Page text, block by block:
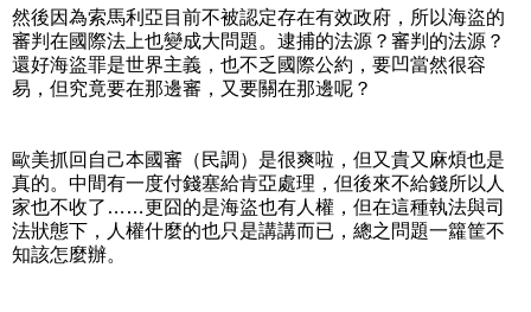
然後因為索馬利亞目前不被認定存在有效政府，所以海盜的
審判在國際法上也變成大問題。逮捕的法源？審判的法源？
還好海盜罪是世界主義，也不乏國際公約，要凹當然很容
易，但究竟要在那邊審，又要關在那邊呢？
歐美抓回自己本國審（民調）是很爽啦，但又貴又麻煩也是
真的。中間有一度付錢塞給肯亞處理，但後來不給錢所以人
家也不收了……更囧的是海盜也有人權，但在這種執法與司
法狀態下，人權什麼的也只是講講而已，總之問題一籮筐不
知該怎麼辦。